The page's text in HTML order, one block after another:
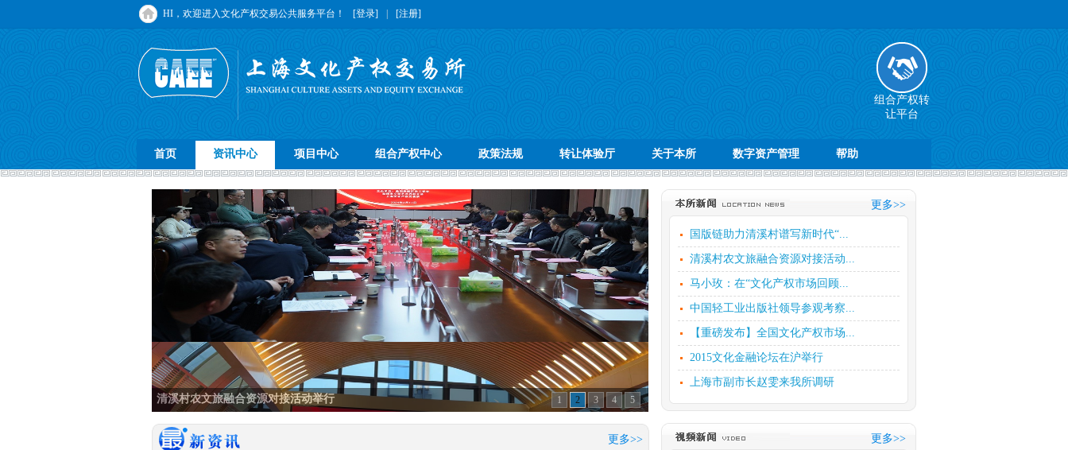
HI，欢迎进入文化产权交易公共服务平台！ [登录] [注册]
组合产权转
让平台
首页 资讯中心 项目中心 组合产权中心 政策法规 转让体验厅 关于本所 数字资产管理 帮助
清溪村农文旅融合资源对接活动举行 1 2 3 4 5
更多>>
更多>>
国版链助力清溪村谱写新时代“...
清溪村农文旅融合资源对接活动...
马小玫：在“文化产权市场回顾...
中国轻工业出版社领导参观考察...
【重磅发布】全国文化产权市场...
2015文化金融论坛在沪举行
上海市副市长赵雯来我所调研
文化部部长雒树刚视察本所
上海文化产权交易所中习文化金...
更多>>